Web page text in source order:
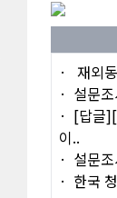
재외
설문
[답글
이..
설문
한국